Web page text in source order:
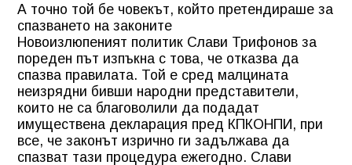
А точно той бе човекът, който претендираше за
спазването на законите
Новоизлюпеният политик Слави Трифонов за
пореден път изпъкна с това, че отказва да
спазва правилата. Той е сред малцината
неизрядни бивши народни представители,
които не са благоволили да подадат
имуществена декларация пред КПКОНПИ, при
все, че законът изрично ги задължава да
спазват тази процедура ежегодно. Слави